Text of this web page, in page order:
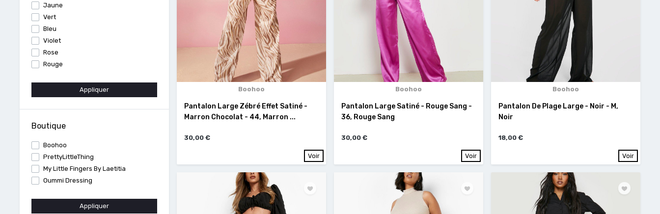
Jaune
Vert
Bleu
Violet
Rose
Rouge
Appliquer
Boutique
Boohoo
PrettyLittleThing
My Little Fingers By Laetitia
Oummi Dressing
Appliquer
Boohoo
Pantalon Large Zébré Effet Satiné -
Marron Chocolat - 44, Marron ...
30,00 €
Voir
Boohoo
Pantalon Large Satiné - Rouge Sang -
36, Rouge Sang
30,00 €
Voir
Boohoo
Pantalon De Plage Large - Noir - M,
Noir
18,00 €
Voir